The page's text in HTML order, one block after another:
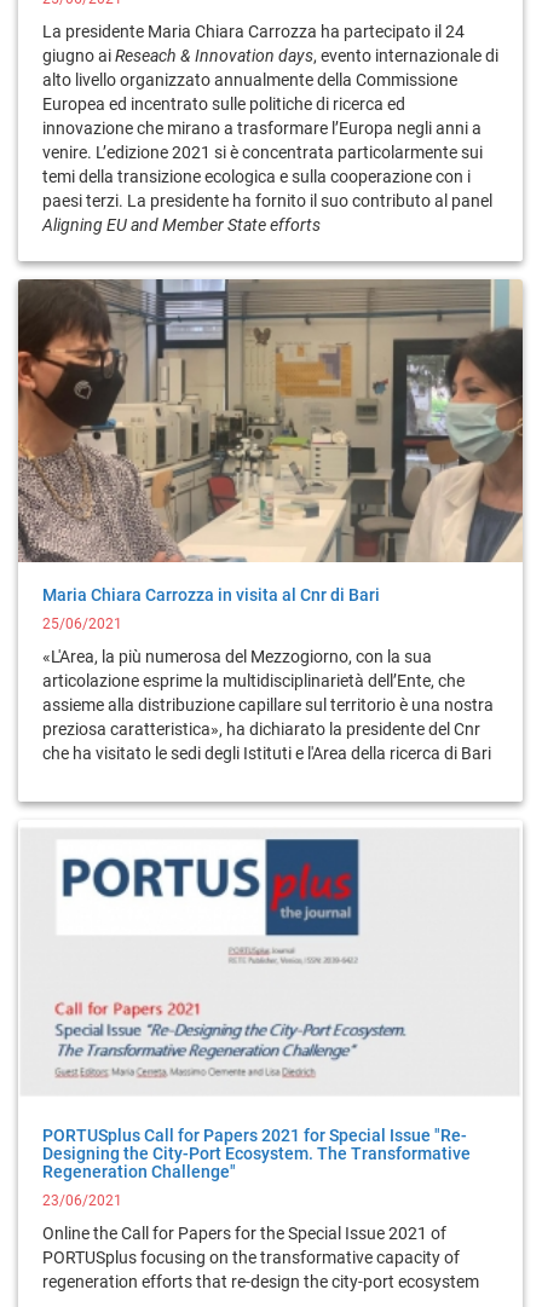
La presidente Maria Chiara Carrozza ha partecipato il 24
giugno aiReseach & Innovation days, evento internazionale di
alto livello organizzato annualmente della Commissione
Europea ed incentrato sulle politiche di ricerca ed
innovazione che mirano a trasformare l’Europa negli anni a
venire. L’edizione 2021 si è concentrata particolarmente sui
temi della transizione ecologica e sulla cooperazione con i
paesi terzi. La presidente ha fornito il suo contributo al panel
Aligning EU and Member State efforts
Maria Chiara Carrozza in visita al Cnr di Bari
25/06/2021
«L'Area, la più numerosa del Mezzogiorno, con la sua
articolazione esprime la multidisciplinarietà dell’Ente, che
assieme alla distribuzione capillare sul territorio è una nostra
preziosa caratteristica», ha dichiarato la presidente del Cnr
che ha visitato le sedi degli Istituti e l'Area della ricerca di Bari
PORTUSplus Call for Papers 2021 for Special Issue "Re-
Designing the City-Port Ecosystem. The Transformative
Regeneration Challenge"
23/06/2021
Online the Call for Papers for the Special Issue 2021 of
PORTUSplus focusing on the transformative capacity of
regeneration efforts that re-design the city-port ecosystem